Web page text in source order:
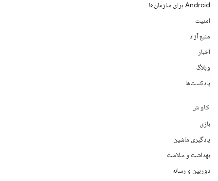
Android برای سازمان‌ها
امنیت
منبع آزاد
اخبار
وبلاگ
پادکست‌ها
کاوش
بازی
یادگیری ماشین
بهداشت و سلامت
دوربین و رسانه